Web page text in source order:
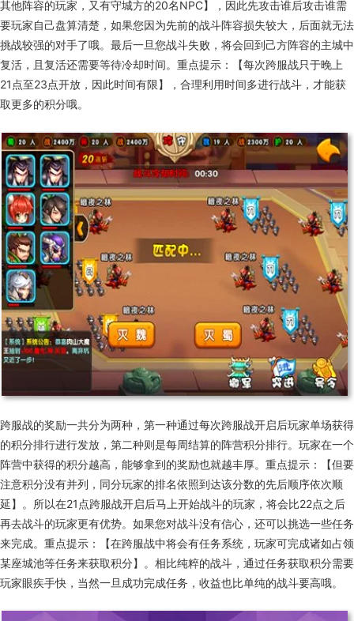
其他阵容的玩家，又有守城方的20名NPC】，因此先攻击谁后攻击谁需
要玩家自己盘算清楚，如果您因为先前的战斗阵容损失较大，后面就无法
挑战较强的对手了哦。最后一旦您战斗失败，将会回到己方阵容的主城中
复活，且复活还需要等待冷却时间。重点提示：【每次跨服战只于晚上
21点至23点开放，因此时间有限】，合理利用时间多进行战斗，才能获
取更多的积分哦。
跨服战的奖励一共分为两种，第一种通过每次跨服战开启后玩家单场获得
的积分排行进行发放，第二种则是每周结算的阵营积分排行。玩家在一个
阵营中获得的积分越高，能够拿到的奖励也就越丰厚。重点提示：【但要
注意积分没有并列，同分玩家的排名依照到达该分数的先后顺序依次顺
延】。所以在21点跨服战开启后马上开始战斗的玩家，将会比22点之后
再去战斗的玩家更有优势。如果您对战斗没有信心，还可以挑选一些任务
来完成。重点提示：【在跨服战中将会有任务系统，玩家可完成诸如占领
某座城池等任务来获取积分】。相比纯粹的战斗，通过任务获取积分需要
玩家眼疾手快，当然一旦成功完成任务，收益也比单纯的战斗要高哦。